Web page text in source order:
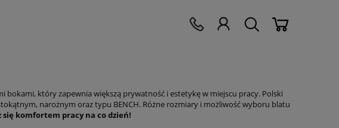
bokami, który zapewnia większą prywatność i estetykę w miejscu pracy. Polski
narożnym oraz typu BENCH. Różne rozmiary i możliwość wyboru blatu
się komfortem pracy na co dzień!